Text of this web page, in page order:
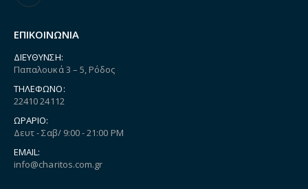
ΕΠΙΚΟΙΝΩΝΙΑ
ΔΙΕΎΘΥΝΣΗ:
Παπαλουκά 3 – 5, Ρόδος
ΤΗΛΈΦΩΝΟ:
22410 24112
ΩΡΆΡΙΟ:
Δευτ - Σαβ/ 9:00 - 21:00 PM
EMAIL:
info@charitos.com.gr